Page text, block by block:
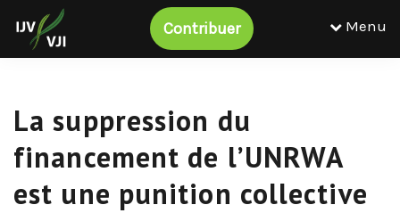
Contribuer Menu
La suppression du
financement de l’UNRWA
est une punition collective